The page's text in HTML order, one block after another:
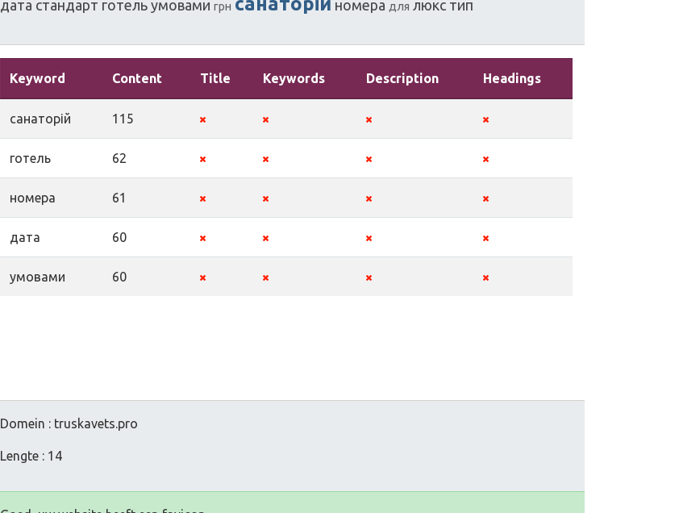
дата стандарт готель умовами грн номера для люкс тип
Keyword Content Title Keywords Description Headings
санаторій 115
готель 62
номера 61
дата 60
умовами 60
Domein : truskavets.pro
Lengte : 14